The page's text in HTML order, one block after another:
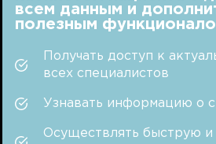
всем данным и
полезным
Получать доступ к
всех специалистов
Узнавать информацию о
Осуществлять быструю и